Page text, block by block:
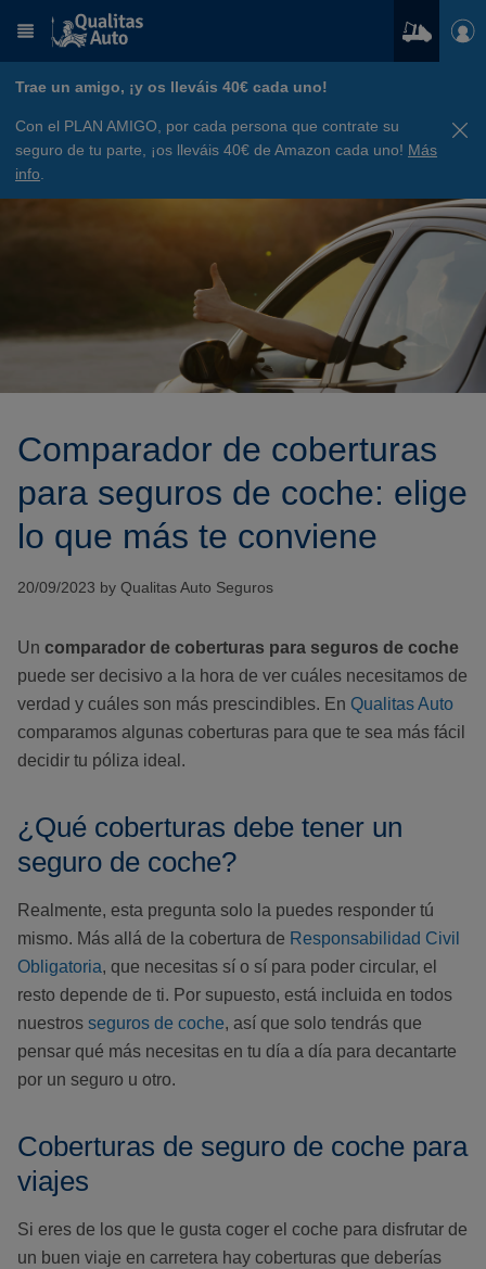
Trae un amigo, ¡y os lleváis 40€ cada uno!
Con el PLAN AMIGO, por cada persona que contrate su
seguro de tu parte, ¡os lleváis 40€ de Amazon cada uno! Más
info
Comparador de coberturas
para seguros de coche: elige
lo que más te conviene
20/09/2023 by Qualitas Auto Seguros
Un comparador de coberturas para seguros de coche
puede ser decisivo a la hora de ver cuáles necesitamos de
verdad y cuáles son más prescindibles. En Qualitas Auto
comparamos algunas coberturas para que te sea más fácil
decidir tu póliza ideal.
¿Qué coberturas debe tener un
seguro de coche?
Realmente, esta pregunta solo la puedes responder tú
mismo. Más allá de la cobertura de Responsabilidad Civil
Obligatoria, que necesitas sí o sí para poder circular, el
resto depende de ti. Por supuesto, está incluida en todos
nuestros seguros de coche, así que solo tendrás que
pensar qué más necesitas en tu día a día para decantarte
por un seguro u otro.
Coberturas de seguro de coche para
viajes
Si eres de los que le gusta coger el coche para disfrutar de
un buen viaje en carretera hay coberturas que deberías